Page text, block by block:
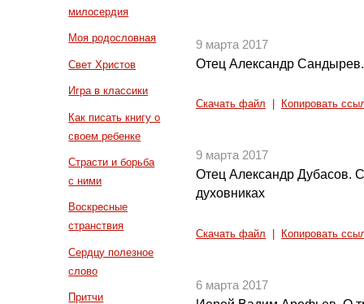
милосердия
Моя родословная
Свет Христов
Игра в классики
Как писать книгу о
своем ребенке
Страсти и борьба
с ними
Воскресные
странствия
Сердцу полезное
слово
Притчи
9 марта 2017
Отец Александр
Скачать файл Копировать
9 марта 2017
Отец Александр Дубасов.
духовниках
Скачать файл Копировать
6 марта 2017